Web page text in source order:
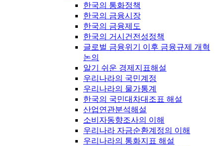
한국의 통화정책
한국의 금융시장
한국의 금융제도
한국의 거시건전성정책
글로벌 금융위기 이후 금융규제 개혁
논의
알기 쉬운 경제지표해설
우리나라의 국민계정
우리나라의 물가통계
한국의 국민대차대조표 해설
산업연관분석해설
소비자동향조사의 이해
우리나라 자금순환계정의 이해
우리나라의 통화지표 해설